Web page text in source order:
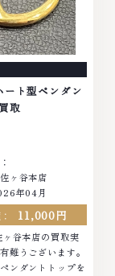
定を実現しており
使わなくなってし
リー、動かなくな
時計、多くのお品
を実現しており、
の付かなかったお
一点丁寧に無料で
ト型ペンダン
取
ヶ谷本店
年04月
11,000円
谷本店の買取実
難うございます。
ンダントトップを